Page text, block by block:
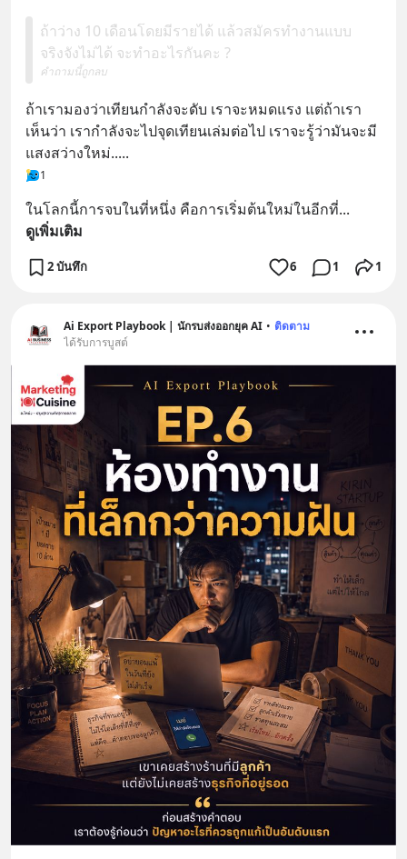
ถ้าว่าง 10 เดือนโดยมีรายได้ แล้วสมัครทำงานแบบ
จริงจังไม่ได้ จะทำอะไรกันคะ ?
คำถามนี้ถูกลบ
ถ้าเรามองว่าเทียนกำลังจะดับ เราจะหมดแรง แต่ถ้าเรา
เห็นว่า เรากำลังจะไปจุดเทียนเล่มต่อไป เราจะรู้ว่ามันจะมี
แสงสว่างใหม่.....​
1
ในโลกนี้การจบในที่หนึ่ง คือการเริ่มต้นใหม่ในอีกที่...
ดูเพิ่มเติม
2 บันทึก 6 1 1
Ai Export Playbook | นักรบส่งออกยุค AI • ติดตาม
ได้รับการบูสต์